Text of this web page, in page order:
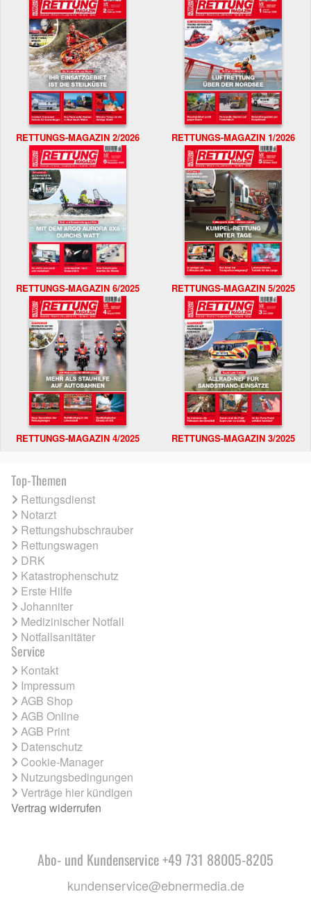
RETTUNGS-MAGAZIN 2/2026 RETTUNGS-MAGAZIN 1/2026
RETTUNGS-MAGAZIN 6/2025 RETTUNGS-MAGAZIN 5/2025
RETTUNGS-MAGAZIN 4/2025 RETTUNGS-MAGAZIN 3/2025
Top-Themen
Rettungsdienst
Notarzt
Rettungshubschrauber
Rettungswagen
DRK
Katastrophenschutz
Erste Hilfe
Johanniter
Medizinischer Notfall
Notfallsanitäter
Service
Kontakt
Impressum
AGB Shop
AGB Online
AGB Print
Datenschutz
Cookie-Manager
Nutzungsbedingungen
Verträge hier kündigen
Vertrag widerrufen
Abo- und Kundenservice +49 731 88005-8205
kundenservice@ebnermedia.de